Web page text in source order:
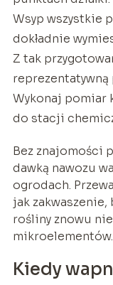
Wsyp wszystkie
dokładnie
Z tak
Wykonaj pomiar
do stacji
Bez znajomości
dawką nawozu
ogrodach.
jak
rośliny znowu
mikroelementów.
Kiedy